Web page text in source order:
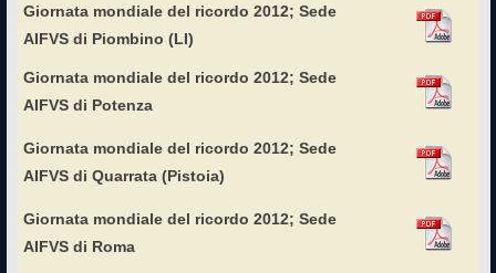
Giornata mondiale del ricordo 2012; Sede
AIFVS di Piombino (LI)
Giornata mondiale del ricordo 2012; Sede
AIFVS di Potenza
Giornata mondiale del ricordo 2012; Sede
AIFVS di Quarrata (Pistoia)
Giornata mondiale del ricordo 2012; Sede
AIFVS di Roma